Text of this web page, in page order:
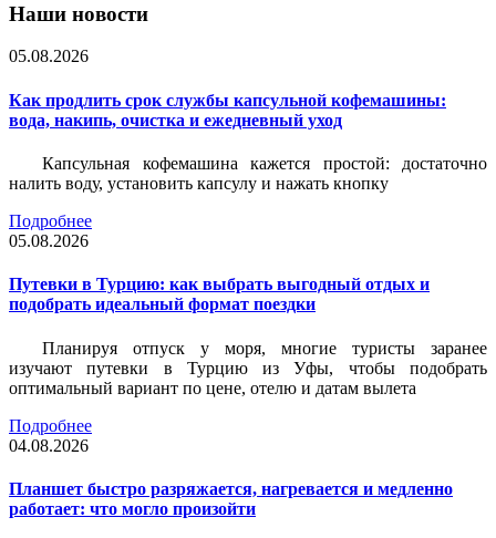
Наши новости
05.08.2026
Как продлить срок службы капсульной кофемашины:
вода, накипь, очистка и ежедневный уход
Капсульная кофемашина кажется простой: достаточно
налить воду, установить капсулу и нажать кнопку
Подробнее
05.08.2026
Путевки в Турцию: как выбрать выгодный отдых и
подобрать идеальный формат поездки
Планируя отпуск у моря, многие туристы заранее
изучают путевки в Турцию из Уфы, чтобы подобрать
оптимальный вариант по цене, отелю и датам вылета
Подробнее
04.08.2026
Планшет быстро разряжается, нагревается и медленно
работает: что могло произойти